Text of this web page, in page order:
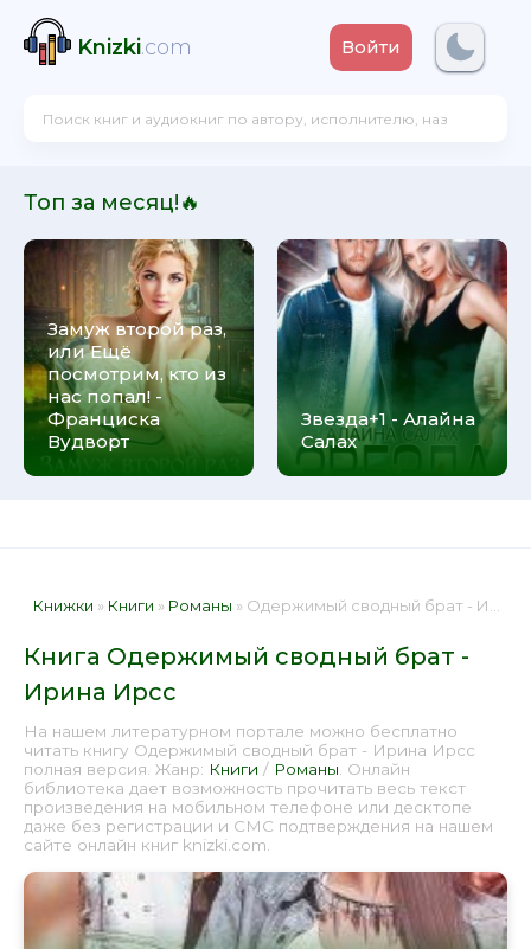
Knizki.com Войти
Топ за месяц!🔥
Замуж второй раз,
или Ещё
посмотрим, кто из
нас попал! -
Франциска
Вудворт
Звезда+1 - Алайна
Салах
Книжки » Книги » Романы » Одержимый сводный брат - Ирина Ирсс 📕 - Книга онлайн бесплатно
Книга Одержимый сводный брат -
Ирина Ирсс
На нашем литературном портале можно бесплатно
читать книгу Одержимый сводный брат - Ирина Ирсс
полная версия. Жанр: Книги / Романы . Онлайн
библиотека дает возможность прочитать весь текст
произведения на мобильном телефоне или десктопе
даже без регистрации и СМС подтверждения на нашем
сайте онлайн книг knizki.com.